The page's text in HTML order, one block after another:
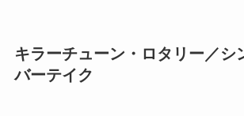
キラーチューン・ロタリー／シ
バーテイク